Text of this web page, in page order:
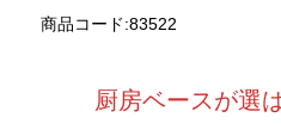
商品コード:83522
厨房ベースが選